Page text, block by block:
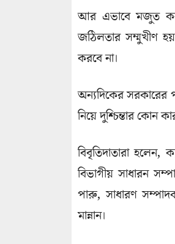
আর এভাবে মজুত
জঠিলতার সম্মুখীণ
করবে না।
অন্যদিকের সরকারের
নিয়ে দুশ্চিন্তার কোন
বিবৃতিদাতারা হলেন,
বিভাগীয় সাধারন
পারু, সাধারণ
মান্নান।